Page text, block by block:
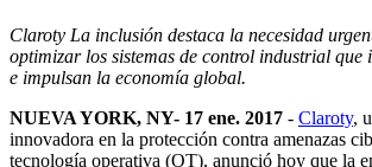
Claroty La inclusión destaca la necesidad
optimizar los sistemas de control industrial que
e impulsan la economía global.
NUEVA YORK, NY- 17 ene. 2017 - Claroty,
innovadora en la protección contra amenazas
tecnología operativa (OT), anunció hoy que la